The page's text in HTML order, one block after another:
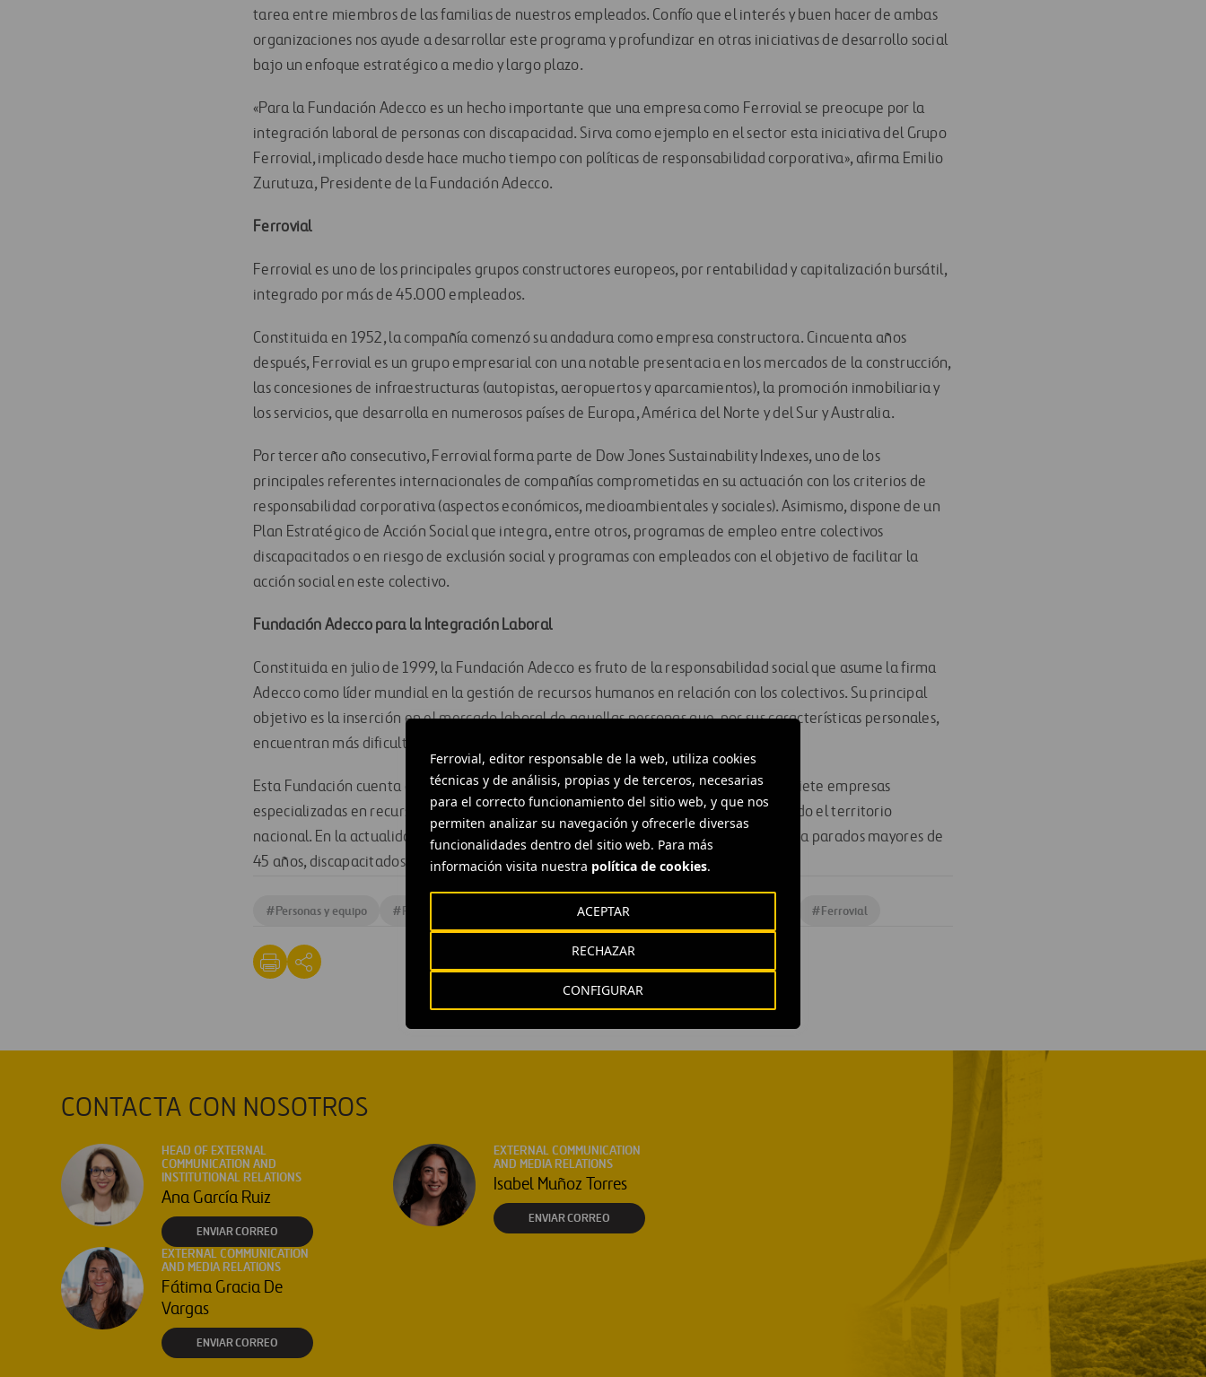
Ferrovial, editor responsable de la web, utiliza cookies
técnicas y de análisis, propias y de terceros, necesarias
para el correcto funcionamiento del sitio web, y que nos
permiten analizar su navegación y ofrecerle diversas
funcionalidades dentro del sitio web. Para más
información visita nuestra política de cookies.
CONFIGURAR
RECHAZAR
ACEPTAR
tarea entre miembros de las familias de nuestros empleados. Confío que el interés y buen hacer de ambas
organizaciones nos ayude a desarrollar este programa y profundizar en otras iniciativas de desarrollo social
bajo un enfoque estratégico a medio y largo plazo.
«Para la Fundación Adecco es un hecho importante que una empresa como Ferrovial se preocupe por la
integración laboral de personas con discapacidad. Sirva como ejemplo en el sector esta iniciativa del Grupo
Ferrovial, implicado desde hace mucho tiempo con políticas de responsabilidad corporativa», afirma Emilio
Zurutuza, Presidente de la Fundación Adecco.
Ferrovial
Ferrovial es uno de los principales grupos constructores europeos, por rentabilidad y capitalización bursátil,
integrado por más de 45.000 empleados.
Constituida en 1952, la compañía comenzó su andadura como empresa constructora. Cincuenta años
después, Ferrovial es un grupo empresarial con una notable presentacia en los mercados de la construcción,
las concesiones de infraestructuras (autopistas, aeropuertos y aparcamientos), la promoción inmobiliaria y
los servicios, que desarrolla en numerosos países de Europa, América del Norte y del Sur y Australia.
Por tercer año consecutivo, Ferrovial forma parte de Dow Jones Sustainability Indexes, uno de los
principales referentes internacionales de compañías comprometidas en su actuación con los criterios de
responsabilidad corporativa (aspectos económicos, medioambientales y sociales). Asimismo, dispone de un
Plan Estratégico de Acción Social que integra, entre otros, programas de empleo entre colectivos
discapacitados o en riesgo de exclusión social y programas con empleados con el objetivo de facilitar la
acción social en este colectivo.
Fundación Adecco para la Integración Laboral
Constituida en julio de 1999, la Fundación Adecco es fruto de la responsabilidad social que asume la firma
Adecco como líder mundial en la gestión de recursos humanos en relación con los colectivos. Su principal
objetivo es la inserción en el mercado laboral de aquellas personas que, por sus características personales,
encuentran más dificultades a la hora de encontrar un puesto de trabajo.
Esta Fundación cuenta con el respaldo de Adecco, que opera en España a través de siete empresas
especializadas en recursos humanos y que cuenta con 300 oficinas repartidas por todo el territorio
nacional. En la actualidad, está llevando a cabo programa de integración laboral para parados mayores de
45 años, discapacitados, mujeres con cargas familiares y ex deportistas.
#Personas y equipo #Recursos humanos Responsabilidad social corporativa #Ferrovial
CONTACTA CON NOSOTROS
HEAD OF EXTERNAL
COMMUNICATION AND
INSTITUTIONAL RELATIONS
Ana García Ruiz
ENVIAR CORREO
EXTERNAL COMMUNICATION
AND MEDIA RELATIONS
Isabel Muñoz Torres
ENVIAR CORREO
EXTERNAL COMMUNICATION
AND MEDIA RELATIONS
Fátima Gracia De
Vargas
ENVIAR CORREO